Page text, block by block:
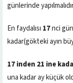
günlerinde
En faydalısı 17nci
kadar(gökteki ayın
17 inden 21 ine
una kadar ay küçük